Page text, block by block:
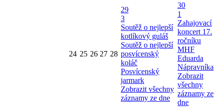
24 25 26 27 28
29
3
Soutěž o nejlepší
kotlíkový guláš
Soutěž o nejlepší
posvícenský
koláč
Posvícenský
jarmark
Zobrazit všechny
záznamy ze dne
30
1
Zahajovací
koncert 17.
ročníku
MHF
Eduarda
Nápravníka
Zobrazit
všechny
záznamy ze
dne